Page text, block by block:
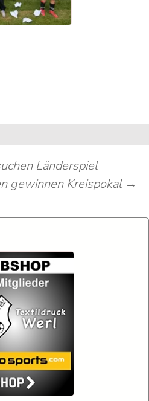
Länderspiel
gewinnen Kreispokal →